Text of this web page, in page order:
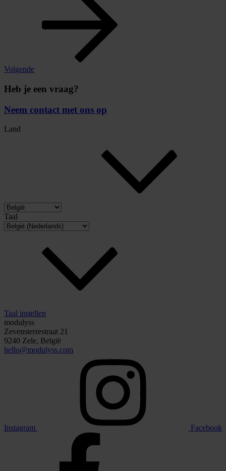
Volgende
Heb je een vraag?
Neem contact met ons op
Land
Taal
Taal instellen
modulyss
Zevensterrestraat 21
9240 Zele, België
hello@modulyss.com
Instagram Facebook